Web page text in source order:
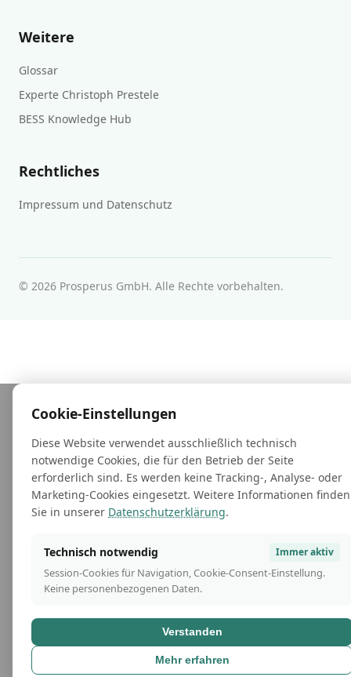
Weitere
Glossar
Experte Christoph Prestele
BESS Knowledge Hub
Rechtliches
Impressum und Datenschutz
© 2026 Prosperus GmbH. Alle Rechte vorbehalten.
Cookie-Einstellungen
Diese Website verwendet ausschließlich technisch
notwendige Cookies, die für den Betrieb der Seite
erforderlich sind. Es werden keine Tracking-, Analyse- oder
Marketing-Cookies eingesetzt. Weitere Informationen finden
Sie in unserer Datenschutzerklärung.
Technisch notwendig Immer aktiv
Session-Cookies für Navigation, Cookie-Consent-Einstellung.
Keine personenbezogenen Daten.
Verstanden
Mehr erfahren